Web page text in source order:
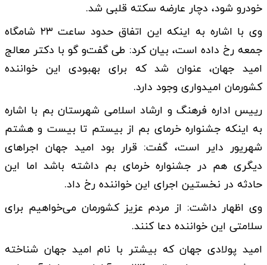
خودرو شود، دچار عارضه سکته قلبی شد.
وی با اشاره به اینکه این اتفاق حدود ساعت ۲۳ شامگاه
جمعه رخ داده است، بیان کرد: طی گفت‌و گو با دکتر معالج
امید جهان، عنوان شد که برای بهبودی این خواننده
کشورمان امیدواری وجود دارد.
رییس اداره فرهنگ و ارشاد اسلامی شهرستان بم با اشاره
به اینکه جشنواره خرمای بم از بیستم تا بیست و هشتم
شهریور دایر است، گفت: قرار بود امید جهان اجراهای
دیگری هم در جشنواره خرمای بم داشته باشد اما این
حادثه در نخستین اجرای این خواننده رخ داد.
وی اظهار داشت: از مردم عزیز کشورمان می‌خواهیم برای
سلامتی این خواننده دعا کنند.
امید پولادی جهان که بیشتر با نام امید جهان شناخته